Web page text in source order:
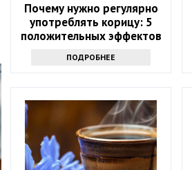
Почему нужно регулярно
употреблять корицу: 5
положительных эффектов
ПОДРОБНЕЕ